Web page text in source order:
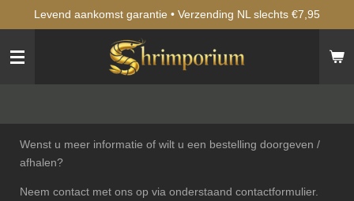
naar
hoofdinhoud
Levend aankomst garantie • Verzending NL slechts €7,95
Wenst u meer informatie of wilt u een bestelling doorgeven /
afhalen?
Neem contact met ons op via onderstaand contactformulier.